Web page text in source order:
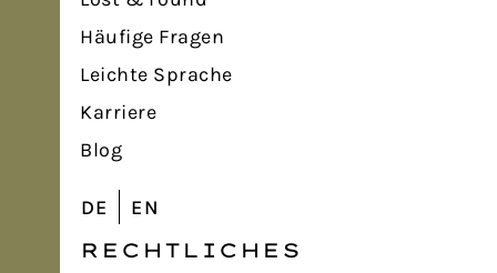
Häufige Fragen
Leichte Sprache
Karriere
Blog
DE EN
RECHTLICHES